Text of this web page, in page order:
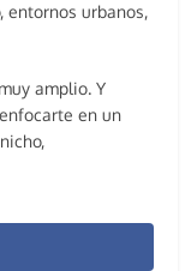
entornos urbanos,
amplio. Y
en un